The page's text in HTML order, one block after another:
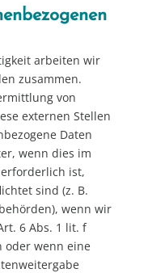
arbeiten wir
zusammen.
von
externen Stellen
Daten
wenn dies im
ist,
sind (z. B.
wenn wir
6 Abs. 1 lit. f
oder wenn eine